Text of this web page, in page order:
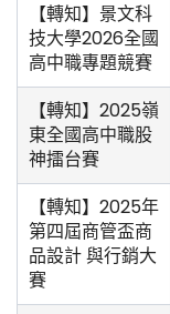
【轉知】景文科
技大學2026全國
高中職專題競賽
【轉知】2025嶺
東全國高中職股
神擂台賽
【轉知】2025年
第四屆商管盃商
品設計 與行銷大
賽